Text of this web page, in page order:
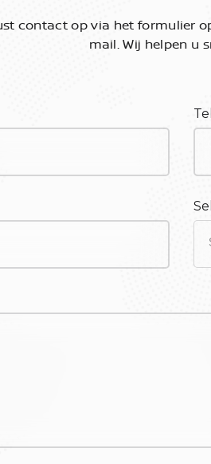
contact op via het formulier
mail. Wij helpen u